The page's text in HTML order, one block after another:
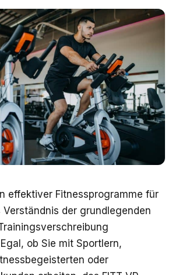
effektiver Fitnessprogramme für
Verständnis der grundlegenden
ob Sie mit Sportlern,
oder